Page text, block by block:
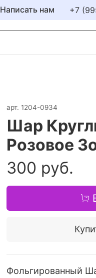
Написать нам +7
арт. 1204-0934
Шар
Розовое
300 руб.
Фольгированный